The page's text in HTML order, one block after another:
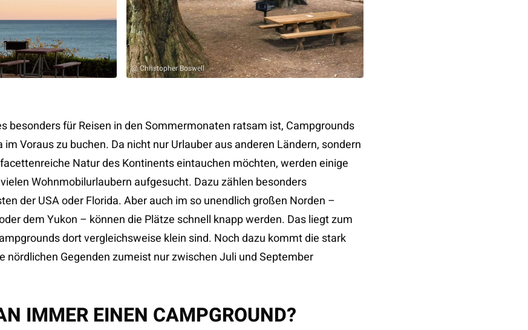
@ Christopher Boswell
besonders für Reisen in den Sommermonaten ratsam ist, Campgrounds
im Voraus zu buchen. Da nicht nur Urlauber aus anderen Ländern, sondern
Natur des Kontinents eintauchen möchten, werden einige
Wohnmobilurlaubern aufgesucht. Dazu zählen besonders
der USA oder Florida. Aber auch im so unendlich großen Norden –
dem Yukon – können die Plätze schnell knapp werden. Das liegt zum
dort vergleichsweise klein sind. Noch dazu kommt die stark
nördlichen Gegenden zumeist nur zwischen Juli und September
IMMER EINEN CAMPGROUND?